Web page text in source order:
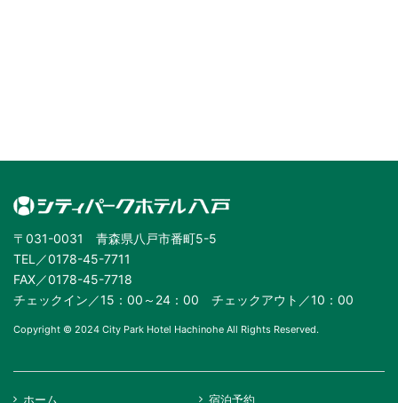
〒031-0031 青森県八戸市番町5-5
TEL／0178-45-7711
FAX／0178-45-7718
チェックイン／15：00～24：00 チェックアウト／10：00
Copyright © 2024 City Park Hotel Hachinohe All Rights Reserved.
ホーム 宿泊予約